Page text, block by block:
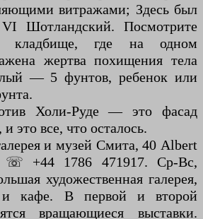
витражами; Здесь был
Шотландский. Посмотрите
кладбище, где на одном
жертва похищения тела
— 5 фунтов, ребенок или
Холи-Руде — это фасад
и это все, что осталось.
и музей Смита, 40 Albert
☏ +44 1786 471917. Ср-Вс,
художественная галерея,
кафе. В первой и второй
вращающиеся выставки.